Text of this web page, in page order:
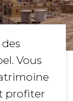
Vous
profiter